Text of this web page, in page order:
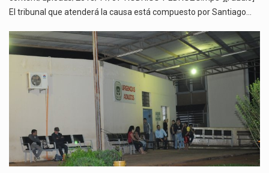
El tribunal que atenderá la causa está compuesto por Santiago…